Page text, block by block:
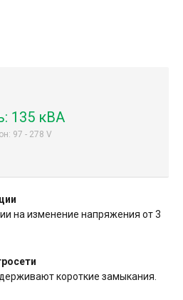
135 кВА
97 - 278 V
на изменение напряжения от 3
короткие замыкания.